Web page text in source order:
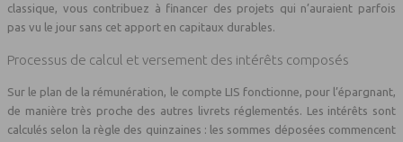
classique, vous contribuez à financer des projets qui n’auraient parfois
pas vu le jour sans cet apport en capitaux durables.
Processus de calcul et versement des intérêts composés
Sur le plan de la rémunération, le compte LIS fonctionne, pour l’épargnant,
de manière très proche des autres livrets réglementés. Les intérêts sont
calculés selon la règle des quinzaines : les sommes déposées commencent